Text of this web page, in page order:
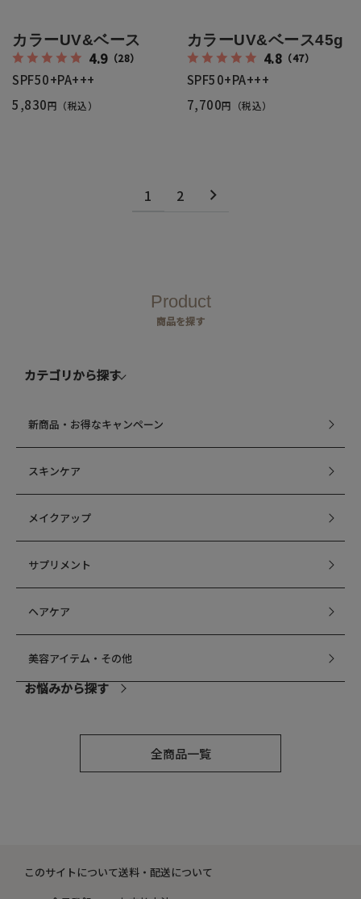
カラーUV&ベース
4.9（28）
SPF50+PA+++
5,830円（税込）
カラーUV&ベース45g
4.8 （47）
SPF50+PA+++
7,700円（税込）
1 2
Product
商品を探す
カテゴリから探す
新商品・お得なキャンペーン
スキンケア
メイクアップ
サプリメント
ヘアケア
美容アイテム・その他
お悩みから探す
たるみ・むくみ
全商品一覧
このサイトについて送料・配送について